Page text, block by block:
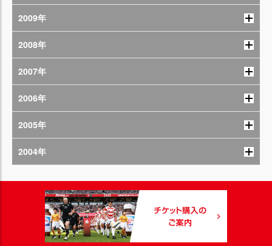
2009年
2008年
2007年
2006年
2005年
2004年